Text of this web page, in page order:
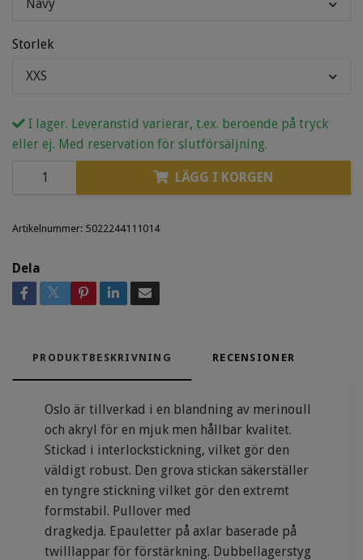
Navy
Storlek
XXS
I lager. Leveranstid varierar, t.ex. beroende på tryck
eller ej. Med reservation för slutförsäljning.
LÄGG I KORGEN
Artikelnummer: 5022244111014
Dela
PRODUKTBESKRIVNING RECENSIONER
Oslo är tillverkad i en blandning av merinoull
och akryl för en mjuk men hållbar kvalitet.
Stickad i interlockstickning, vilket gör den
väldigt robust. Den grova stickan säkerställer
en tyngre stickning vilket gör den extremt
formstabil. Pullover med
dragkedja. Epauletter på axlar baserade på
twilllappar för förstärkning. Dubbellagerstyg